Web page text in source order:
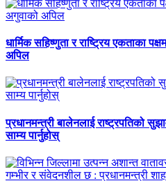
धार्मिक सहिष्णुता र राष्ट्रिय एकताका
अपिल
प्रधानमन्त्री बालेनलाई राष्ट्रपतिको
साम्य पार्नुहोस्